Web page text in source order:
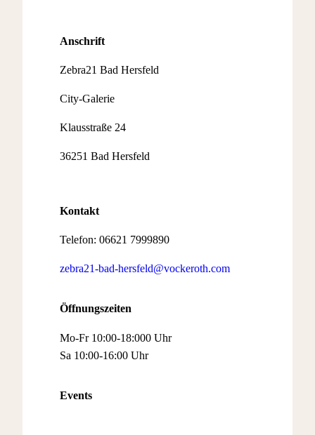
Anschrift
Zebra21 Bad Hersfeld
City-Galerie
Klausstraße 24
36251 Bad Hersfeld
Kontakt
Telefon: 06621 7999890
zebra21-bad-hersfeld@vockeroth.com
Öffnungszeiten
Mo-Fr 10:00-18:000 Uhr
Sa 10:00-16:00 Uhr
Events